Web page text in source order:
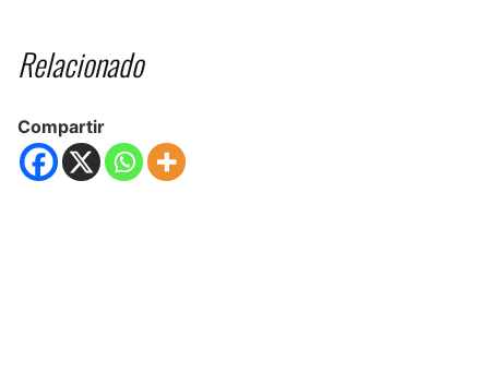
Relacionado
Compartir